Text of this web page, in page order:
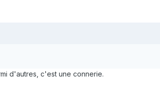
d'autres, c'est une connerie.